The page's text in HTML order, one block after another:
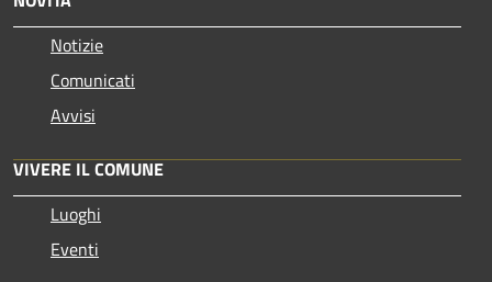
Notizie
Comunicati
Avvisi
VIVERE IL COMUNE
Luoghi
Eventi